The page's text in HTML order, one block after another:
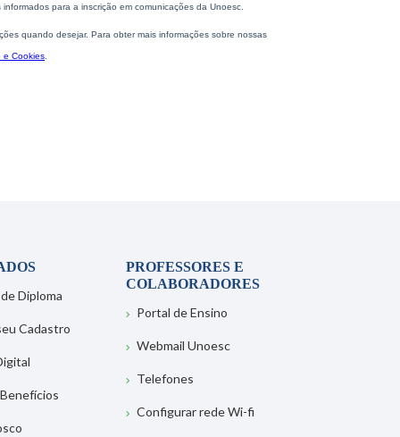
Diploma
Cadastro
PROFESSORES E
COLABORADORES
Portal de Ensino
Webmail Unoesc
Telefones
Configurar rede Wi-fi